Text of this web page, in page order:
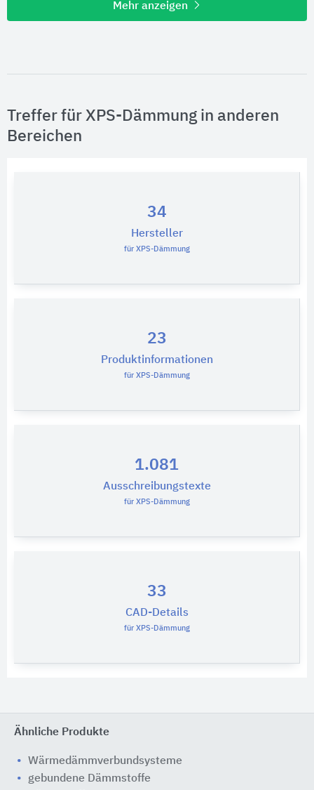
Mehr anzeigen
Treffer für XPS-Dämmung in anderen
Bereichen
34
Hersteller
für XPS-Dämmung
23
Produktinformationen
für XPS-Dämmung
1.081
Ausschreibungstexte
für XPS-Dämmung
33
CAD-Details
für XPS-Dämmung
Ähnliche Produkte
Wärmedämmverbundsysteme
gebundene Dämmstoffe